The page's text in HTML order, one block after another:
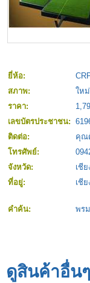
ยี่ห้อ:
สภาพ:
ใหม่
ราคา:
เลขบัตรประชาชน:
ติดต่อ:
คุณ
โทรศัพย์:
จังหวัด:
เชี
ที่อยู่:
เชี
คำค้น: พร
ดูสินค้าอื่นๆ